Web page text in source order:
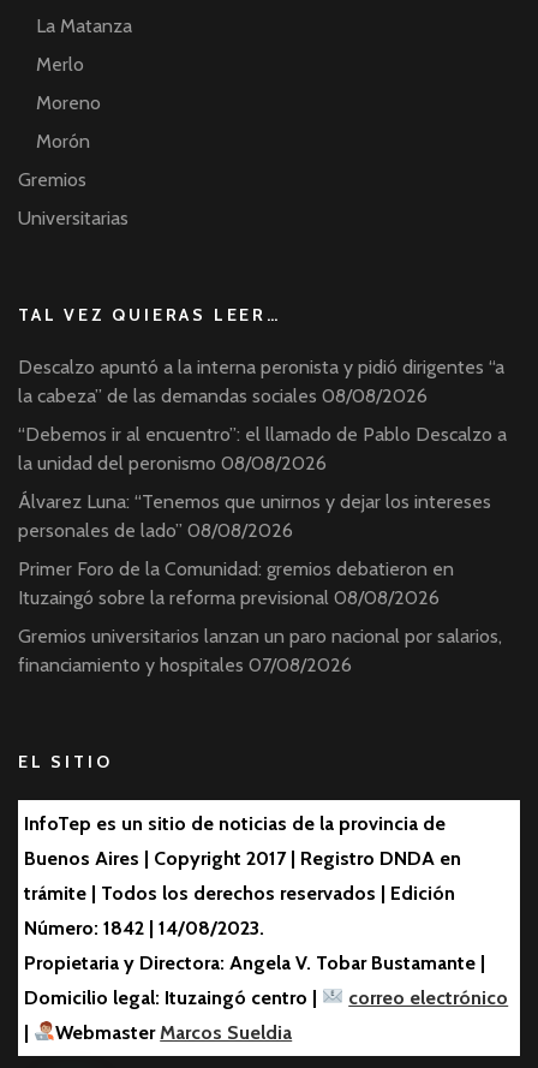
La Matanza
Merlo
Moreno
Morón
Gremios
Universitarias
TAL VEZ QUIERAS LEER…
Descalzo apuntó a la interna peronista y pidió dirigentes “a
la cabeza” de las demandas sociales 08/08/2026
“Debemos ir al encuentro”: el llamado de Pablo Descalzo a
la unidad del peronismo 08/08/2026
Álvarez Luna: “Tenemos que unirnos y dejar los intereses
personales de lado” 08/08/2026
Primer Foro de la Comunidad: gremios debatieron en
Ituzaingó sobre la reforma previsional 08/08/2026
Gremios universitarios lanzan un paro nacional por salarios,
financiamiento y hospitales 07/08/2026
EL SITIO
InfoTep es un sitio de noticias de la provincia de
Buenos Aires | Copyright 2017 | Registro DNDA en
trámite | Todos los derechos reservados | Edición
Número: 1842 | 14/08/2023.
Propietaria y Directora: Angela V. Tobar Bustamante |
Domicilio legal: Ituzaingó centro |
correo electrónico
|
Webmaster Marcos Sueldia